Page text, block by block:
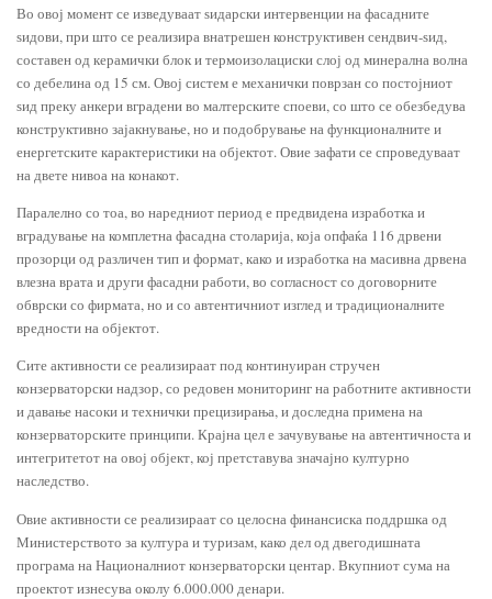
Во овој момент се изведуваат ѕидарски интервенции на фасадните
ѕидови, при што се реализира внатрешен конструктивен сендвич-ѕид,
составен од керамички блок и термоизолациски слој од минерална волна
со дебелина од 15 см. Овој систем е механички поврзан со постојниот
ѕид преку анкери вградени во малтерските споеви, со што се обезбедува
конструктивно зајакнување, но и подобрување на функционалните и
енергетските карактеристики на објектот. Овие зафати се спроведуваат
на двете нивоа на конакот.
Паралелно со тоа, во наредниот период е предвидена изработка и
вградување на комплетна фасадна столарија, која опфаќа 116 дрвени
прозорци од различен тип и формат, како и изработка на масивна дрвена
влезна врата и други фасадни работи, во согласност со договорните
обврски со фирмата, но и со автентичниот изглед и традиционалните
вредности на објектот.
Сите активности се реализираат под континуиран стручен
конзерваторски надзор, со редовен мониторинг на работните активности
и давање насоки и технички прецизирања, и доследна примена на
конзерваторските принципи. Крајна цел е зачувување на автентичноста и
интегритетот на овој објект, кој претставува значајно културно
наследство.
Овие активности се реализираат со целосна финансиска поддршка од
Министерството за култура и туризам, како дел од двегодишната
програма на Националниот конзерваторски центар. Вкупниот сума на
проектот изнесува околу 6.000.000 денари.